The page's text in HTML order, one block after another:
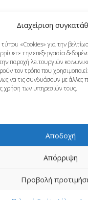
Διαχείριση
τύπου «Cookies» για την
την επεξεργασία
παροχή λειτουργιών
τον τρόπο που
να τις συνδυάσουν με άλλες
χρήση των υπηρεσιών τους.
Αποδοχή
Απόρριψη
Προβολή